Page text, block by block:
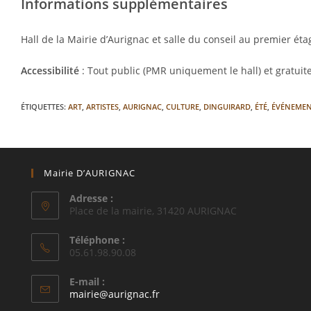
Hall de la Mairie d’Aurignac et salle du conseil au premier
Accessibilité : Tout public (PMR uniquement le hall) et
ÉTIQUETTES: ART ARTISTES AURIGNAC CULTURE DINGUIRARD ÉTÉ
Mairie D’AURIGNAC
Adresse :
Place de la mairie, 31420 AURIGNAC
Téléphone :
05.61.98.90.08
E-mail :
mairie@aurignac.frS’ouvre